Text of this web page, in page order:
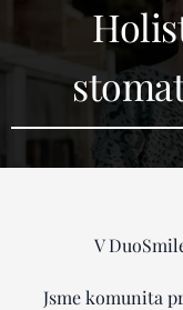
V
Jsme komunita